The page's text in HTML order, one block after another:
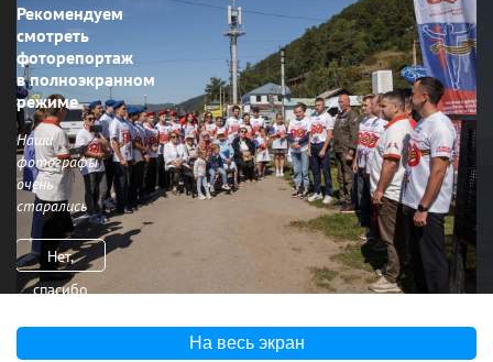
Рекомендуем
смотреть
фоторепортаж
в полноэкранном
режиме
Наши
фотографы
очень
старались
Нет,
спасибо
На весь экран